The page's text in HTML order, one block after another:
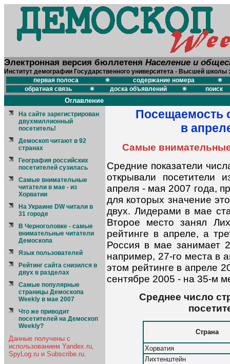
Электронная версия бюллетеня Население и
Институт демографии Государственного университета - Высшей школы
первая полоса
содержание номера
обратная связь
доска объявлений поиск
Оглавление
На сайте зарегистрирован
двухмиллионный
посетитель!
Демоскоп читают в 92
странах
География российских
посетителей сузилась
Самые внимательные
читатели в мае - из
Хорватии
На Украине DW читали в
31 городе
В Черноголовке - самые
внимательные читатели
Демоскопа
Язык пользователей
Рейтинг сайта снизился в
двух в разделах
Самые популярные
страницы Демоскопа
Weekly в мае 2007
Что же приводит
посетителей на Демоскоп
Weekly?
Данные получены с
использованием Yandex.ru,
SpyLog.ru и Subscribe.ru.
Посещаемость
в
Самые
Средние показатели
открывали посетители
апреля - мая 2007 года,
для которых значение
двух. Лидерами в мае
Второе место занял
рейтинге в апреле, а
Россия в мае занимает
например, 27-го места в
этом рейтинге в апреле
сентябре 2005 - на 35-м
Среднее число
Страна
Хорватия
Лихтенштейн